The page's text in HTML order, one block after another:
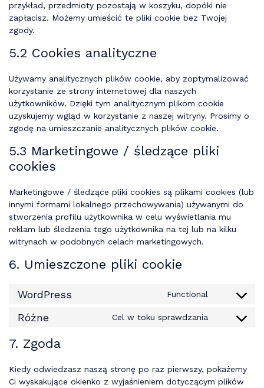
przykład, przedmioty pozostają w koszyku, dopóki nie
zapłacisz. Możemy umieścić te pliki cookie bez Twojej
zgody.
5.2 Cookies analityczne
Używamy analitycznych plików cookie, aby zoptymalizować
korzystanie ze strony internetowej dla naszych
użytkowników. Dzięki tym analitycznym plikom cookie
uzyskujemy wgląd w korzystanie z naszej witryny. Prosimy o
zgodę na umieszczanie analitycznych plików cookie.
5.3 Marketingowe / śledzące pliki
cookies
Marketingowe / śledzące pliki cookies są plikami cookies (lub
innymi formami lokalnego przechowywania) używanymi do
stworzenia profilu użytkownika w celu wyświetlania mu
reklam lub śledzenia tego użytkownika na tej lub na kilku
witrynach w podobnych celach marketingowych.
6. Umieszczone pliki cookie
WordPress Functional
Consent
service
Różne Cel w toku sprawdzania
Consent
7. Zgoda
Kiedy odwiedzasz naszą stronę po raz pierwszy, pokażemy
Ci wyskakujące okienko z wyjaśnieniem dotyczącym plików